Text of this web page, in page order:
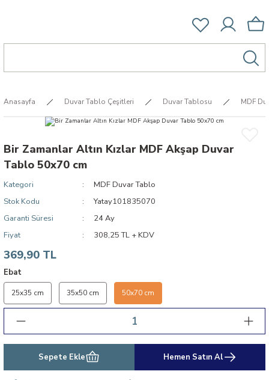
Anasayfa Duvar Tablo Çeşitleri Duvar Tablosu MDF
Bir Zamanlar Altın Kızlar MDF Akşap Duvar
Tablo 50x70 cm
Kategori
MDF Duvar Tablo
Stok Kodu
Yatay101835070
Garanti Süresi
24 Ay
Fiyat
308,25 TL + KDV
369,90 TL
Ebat
25x35 cm 35x50 cm 50x70 cm
Sepete Ekle Hemen Satın Al